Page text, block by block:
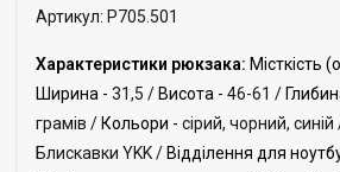
Артикул: P705.501
Характеристики рюкзака: Місткість
Ширина - 31,5 / Висота - 46-61 /
грамів / Кольори - сірий, чорний, синій
Блискавки YKK / Відділення для